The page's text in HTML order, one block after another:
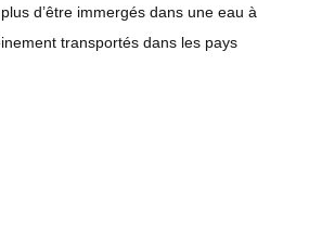
d’être immergés dans une eau à
transportés dans les pays